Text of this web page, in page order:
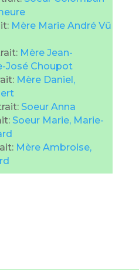
Mère Marie André Vũ
Mère Jean-
José Choupot
Mère Daniel,
Soeur Anna
Soeur Marie, Marie-
Mère Ambroise,